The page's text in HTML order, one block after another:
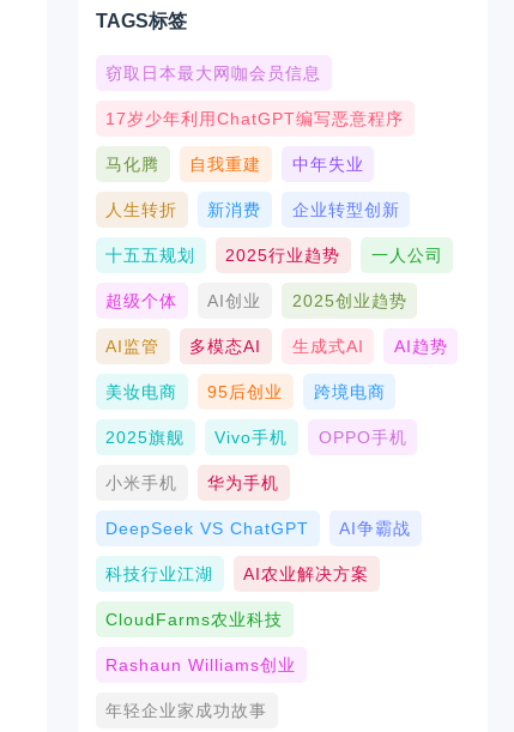
TAGS标签
窃取日本最大网咖会员信息
17岁少年利用ChatGPT编写恶意程序
马化腾 自我重建 中年失业
人生转折 新消费 企业转型创新
十五五规划 2025行业趋势 一人公司
超级个体 AI创业 2025创业趋势
AI监管 多模态AI 生成式AI AI趋势
美妆电商 95后创业 跨境电商
2025旗舰 Vivo手机 OPPO手机
小米手机 华为手机
DeepSeek VS ChatGPT AI争霸战
科技行业江湖 AI农业解决方案
CloudFarms农业科技
Rashaun Williams创业
年轻企业家成功故事